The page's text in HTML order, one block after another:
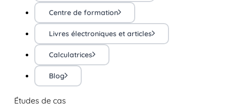
Centre de formation
Livres électroniques et articles
Calculatrices
Blog
Études de cas